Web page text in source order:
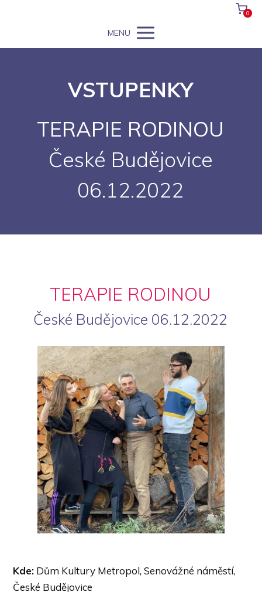
0
MENU
VSTUPENKY
TERAPIE RODINOU
České Budějovice
06.12.2022
TERAPIE RODINOU
České Budějovice 06.12.2022
Kde: Dům Kultury Metropol, Senovážné náměstí,
České Budějovice